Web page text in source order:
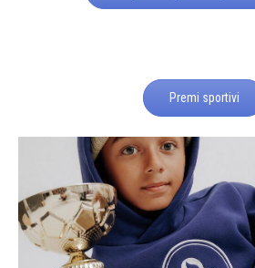
Premi sportivi